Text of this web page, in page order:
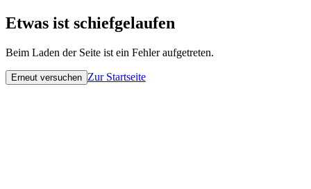
Etwas ist schiefgelaufen
Beim Laden der Seite ist ein Fehler aufgetreten.
Erneut versuchen Zur Startseite